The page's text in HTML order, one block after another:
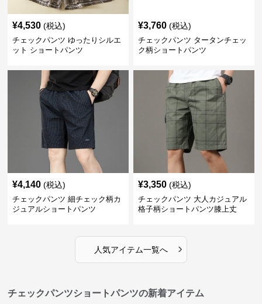
¥4,530 (税込)
チェックパンツ ゆったりシルエ
ット ショートパンツ
¥3,760 (税込)
チェックパンツ タータンチェッ
ク柄ショートパンツ
¥4,140 (税込)
チェックパンツ 細チェック柄カ
ジュアルショートパンツ
¥3,350 (税込)
チェックパンツ 大人カジュアル
格子柄ショートパンツ膝上丈
人気アイテム一覧へ ›
チェックパンツショートパンツの新着アイテム